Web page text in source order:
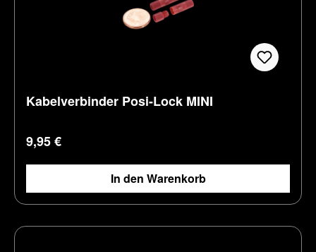
Kabelverbinder Posi-Lock MINI
Regulärer Preis:
9,95 €
In den Warenkorb